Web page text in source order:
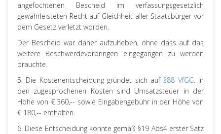
angefochtenen Bescheid im verfassungsgesetzlich
gewährleisteten Recht auf Gleichheit aller Staatsbürger vor
dem Gesetz verletzt worden.
Der Bescheid war daher aufzuheben, ohne dass auf das
weitere Beschwerdevorbringen eingegangen zu werden
brauchte.
5. Die Kostenentscheidung gründet sich auf §88 VfGG. In
den zugesprochenen Kosten sind Umsatzsteuer in der
Höhe von € 360,-- sowie Eingabengebühr in der Höhe von
€ 180,-- enthalten.
6. Diese Entscheidung konnte gemäß §19 Abs4 erster Satz